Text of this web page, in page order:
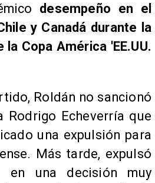
desempeño en el
y Canadá durante la
Copa América 'EE.UU.
Roldán no sancionó
Rodrigo Echeverría que
una expulsión para
Más tarde, expulsó
en una decisión muy